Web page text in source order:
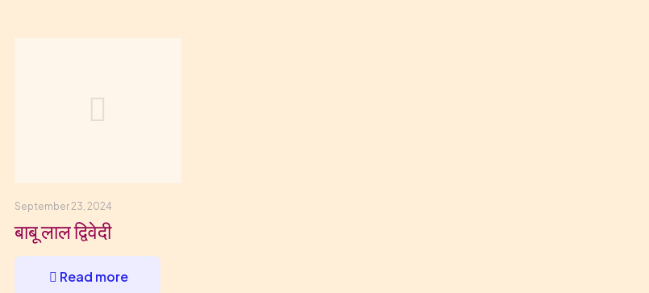
September 23, 2024
बाबू लाल द्विवेदी
Read more